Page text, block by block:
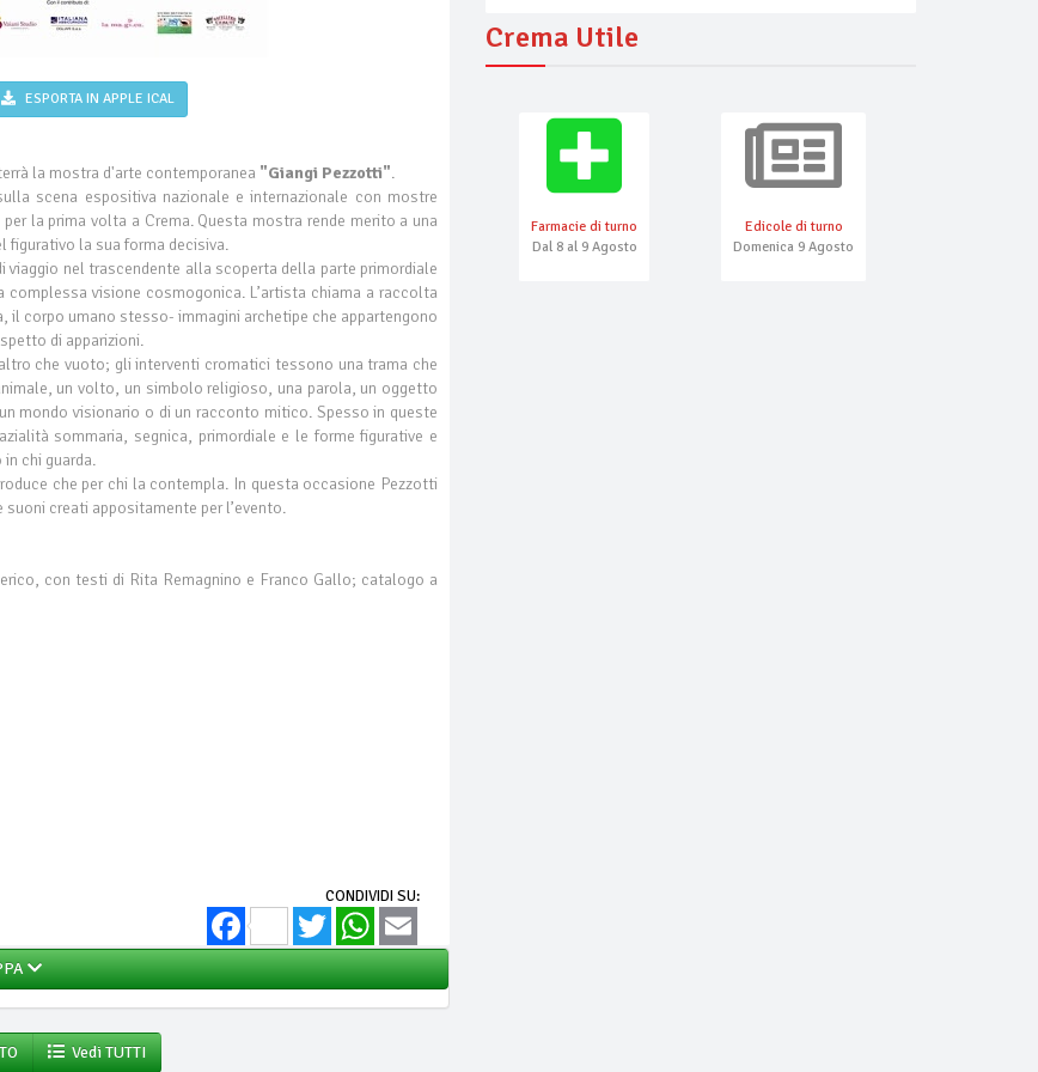
ESPORTA IN APPLE ICAL
la mostra d'arte contemporanea "Giangi Pezzotti".
scena espositiva nazionale e internazionale con mostre
la prima volta a Crema. Questa mostra rende merito a una
figurativo la sua forma decisiva.
nel trascendente alla scoperta della parte primordiale
visione cosmogonica. L’artista chiama a raccolta
corpo umano stesso- immagini archetipe che appartengono
di apparizioni.
che vuoto; gli interventi cromatici tessono una trama che
un volto, un simbolo religioso, una parola, un oggetto
mondo visionario o di un racconto mitico. Spesso in queste
sommaria, segnica, primordiale e le forme figurative e
chi guarda.
che per chi la contempla. In questa occasione Pezzotti
creati appositamente per l’evento.
con testi di Rita Remagnino e Franco Gallo; catalogo a
CONDIVIDI SU:
FacebookTwitter WhatsApp
Vedi TUTTI
Crema Utile
Farmacie di turno
Dal 8 al 9 Agosto
Edicole di turno
Domenica 9 Agosto